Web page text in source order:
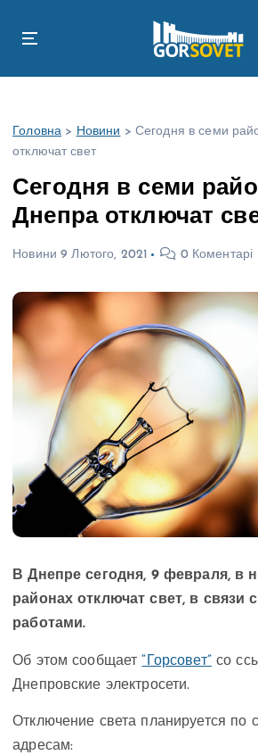
Головна > Новини > Сегодня в семи
отключат свет
Сегодня в семи
Днепра отключат
Новини 9 Лютого, 2021 0 Коментарі
В Днепре сегодня, 9 февраля, в
районах отключат свет, в связи
работами.
Об этом сообщает“Горсовет”со
Днепровские электросети.
Отключение света планируется по
адресам: